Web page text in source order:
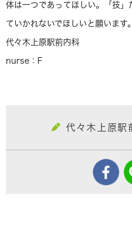
体は一つであってほしい。「技
ていかれないでほしいと願います。
代々木上原駅前内科
nurse：F
代々木上原駅